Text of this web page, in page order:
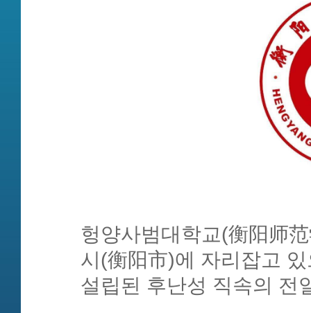
헝양사범대학교(衡阳师
시(衡阳市)에 자리잡고
설립된 후난성 직속의 전